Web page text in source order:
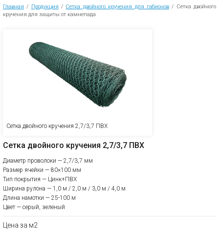
Главная / Продукция / Сетка двойного кручения для габионов/ Сетка двойного
кручения для защиты от камнепада
Сетка двойного кручения 2,7/3,7 ПВХ
Сетка двойного кручения 2,7/3,7 ПВХ
Диаметр проволоки — 2,7/3,7 мм
Размер ячейки — 80×100 мм
Тип покрытия — Цинк+ПВХ
Ширина рулона — 1,0 м / 2,0 м / 3,0 м / 4,0 м
Длина намотки — 25-100 м
Цвет — серый, зеленый
Цена за м2